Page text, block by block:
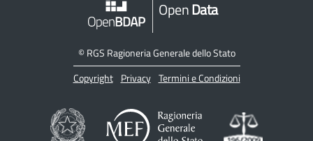
OpenData
©RGS Ragioneria Generale dello Stato
Copyright Privacy Termini e Condizioni